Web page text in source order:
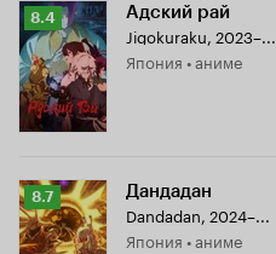
Рейтинг
Кинопоиска
8.4
8.4 Адский рай
Jigokuraku, 2023–...
Япония • аниме
Рейтинг
Кинопоиска
8.7
8.7 Дандадан
Dandadan, 2024–...
Япония • аниме